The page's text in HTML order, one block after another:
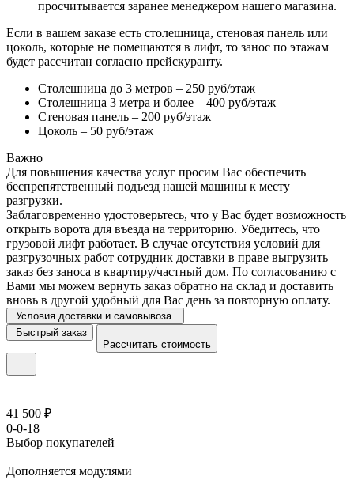
просчитывается заранее менеджером нашего магазина.
Если в вашем заказе есть столешница, стеновая панель или
цоколь, которые не помещаются в лифт, то занос по этажам
будет рассчитан согласно прейскуранту.
Столешница до 3 метров – 250 руб/этаж
Столешница 3 метра и более – 400 руб/этаж
Стеновая панель – 200 руб/этаж
Цоколь – 50 руб/этаж
Важно
Для повышения качества услуг просим Вас обеспечить
беспрепятственный подъезд нашей машины к месту
разгрузки.
Заблаговременно удостоверьтесь, что у Вас будет возможность
открыть ворота для въезда на территорию. Убедитесь, что
грузовой лифт работает. В случае отсутствия условий для
разгрузочных работ сотрудник доставки в праве выгрузить
заказ без заноса в квартиру/частный дом. По согласованию с
Вами мы можем вернуть заказ обратно на склад и доставить
вновь в другой удобный для Вас день за повторную оплату.
Условия доставки и самовывоза
Быстрый заказ
Рассчитать стоимость
41 500 ₽
0-0-18
Выбор покупателей
Дополняется модулями